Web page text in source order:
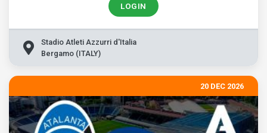
LOGIN
Stadio Atleti Azzurri d'Italia
Bergamo (ITALY)
20 DEC 2026